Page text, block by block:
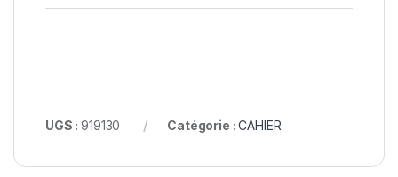
UGS :919130 Catégorie :CAHIER